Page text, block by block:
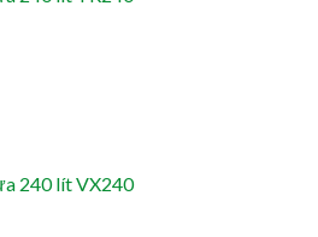
240 lít VX240